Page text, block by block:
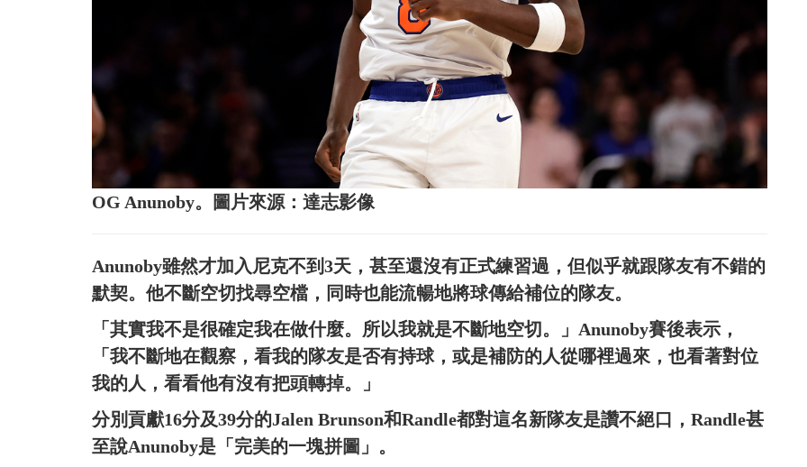
OG Anunoby。圖片來源：達志影像
Anunoby雖然才加入尼克不到3天，甚至還沒有正式練習過，但似乎就跟隊友有不錯的
默契。他不斷空切找尋空檔，同時也能流暢地將球傳給補位的隊友。
「其實我不是很確定我在做什麼。所以我就是不斷地空切。」Anunoby賽後表示，
「我不斷地在觀察，看我的隊友是否有持球，或是補防的人從哪裡過來，也看著對位
我的人，看看他有沒有把頭轉掉。」
分別貢獻16分及39分的Jalen Brunson和Randle都對這名新隊友是讚不絕口，Randle甚
至說Anunoby是「完美的一塊拼圖」。